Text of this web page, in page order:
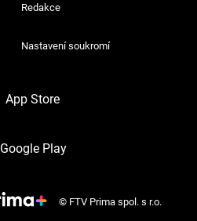
Redakce
Nastavení soukromí
App Store
Google Play
© FTV Prima spol. s r.o.